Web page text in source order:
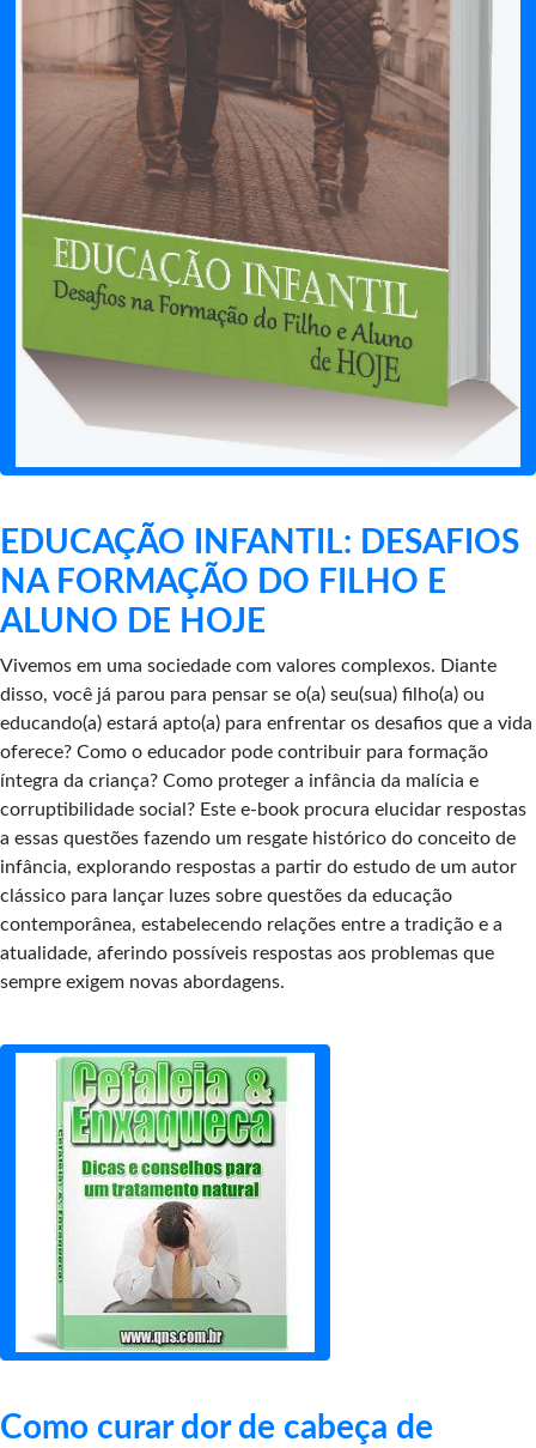
EDUCAÇÃO INFANTIL: DESAFIOS
NA FORMAÇÃO DO FILHO E
ALUNO DE HOJE
Vivemos em uma sociedade com valores complexos. Diante
disso, você já parou para pensar se o(a) seu(sua) filho(a) ou
educando(a) estará apto(a) para enfrentar os desafios que a vida
oferece? Como o educador pode contribuir para formação
íntegra da criança? Como proteger a infância da malícia e
corruptibilidade social? Este e-book procura elucidar respostas
a essas questões fazendo um resgate histórico do conceito de
infância, explorando respostas a partir do estudo de um autor
clássico para lançar luzes sobre questões da educação
contemporânea, estabelecendo relações entre a tradição e a
atualidade, aferindo possíveis respostas aos problemas que
sempre exigem novas abordagens.
Como curar dor de cabeça de